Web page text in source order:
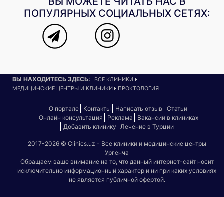
ПОПУЛЯРНЫХ СОЦИАЛЬНЫХ СЕТЯХ:
ВЫ НАХОДИТЕСЬ ЗДЕСЬ:
ВСЕ КЛИНИКИ
МЕДИЦИНСКИЕ ЦЕНТРЫ И КЛИНИКИ
ПРОКТОЛОГИЯ
О портале Контакты Написать отзыв
Статьи
Онлайн консультация
Реклама
Вакансии в клиниках
Добавить клинику
Лечение в Турции
2017-2026 © Clinics.uz - Все клиники и медицинские центры
Ургенча
Обращаем ваше внимание на то, что данный интернет-сайт носит
исключительно информационный характер и ни при каких условиях
не является публичной офертой.